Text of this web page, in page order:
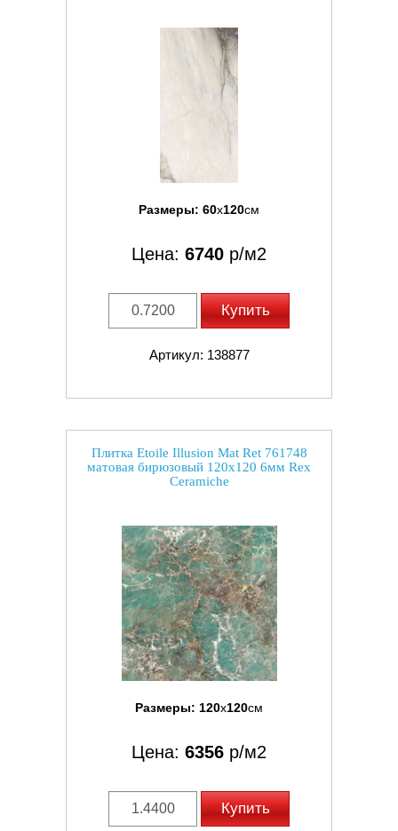
Размеры: 60x120см
Цена: 6740 р/м2
Купить
Артикул: 138877
Плитка Etoile Illusion Mat Ret 761748
матовая бирюзовый 120x120 6мм Rex
Ceramiche
Размеры: 120x120см
Цена: 6356 р/м2
Купить